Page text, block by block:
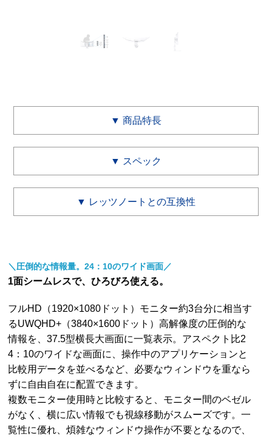
▼ 商品特長
▼ スペック
▼ レッツノートとの互換性
＼圧倒的な情報量。24：10のワイド画面／
1面シームレスで、ひろびろ使える。
フルHD（1920×1080ドット）モニター約3台分に相当す
るUWQHD+（3840×1600ドット）高解像度の圧倒的な
情報を、37.5型横長大画面に一覧表示。アスペクト比2
4：10のワイドな画面に、操作中のアプリケーションと
比較用データを並べるなど、必要なウィンドウを重なら
ずに自由自在に配置できます。
複数モニター使用時と比較すると、モニター間のベゼル
がなく、横に広い情報でも視線移動がスムーズです。一
覧性に優れ、煩雑なウィンドウ操作が不要となるので、